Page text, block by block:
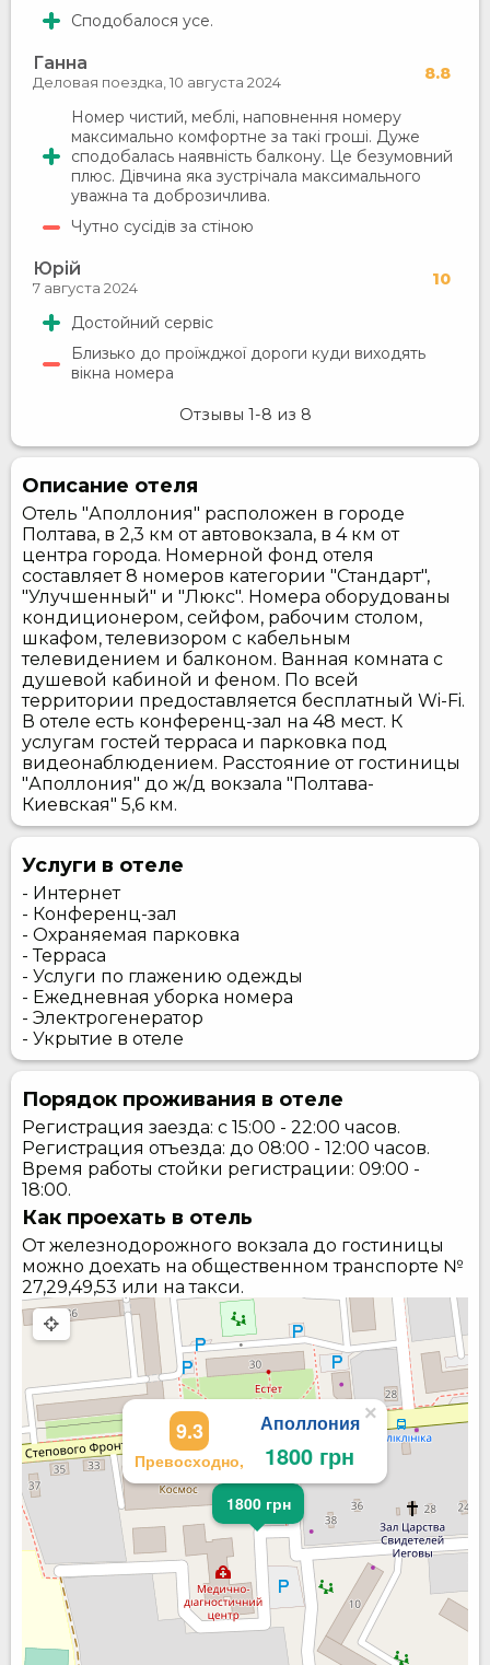
Сподобалося усе.
Ганна 8.8
Деловая поездка, 10 августа 2024
Номер чистий, меблі, наповнення номеру
максимально комфортне за такі гроші. Дуже
сподобалась наявність балкону. Це безумовний
плюс. Дівчина яка зустрічала максимального
уважна та доброзичлива.
Чутно сусідів за стіною
Юрій 10
7 августа 2024
Достойний сервіс
Близько до проїжджої дороги куди виходять
вікна номера
Отзывы 1-8 из 8
Описание отеля
Отель "Аполлония" расположен в городе
Полтава, в 2,3 км от автовокзала, в 4 км от
центра города. Номерной фонд отеля
составляет 8 номеров категории "Стандарт",
"Улучшенный" и "Люкс". Номера оборудованы
кондиционером, сейфом, рабочим столом,
шкафом, телевизором с кабельным
телевидением и балконом. Ванная комната с
душевой кабиной и феном. По всей
территории предоставляется бесплатный Wi-Fi.
В отеле есть конференц-зал на 48 мест. К
услугам гостей терраса и парковка под
видеонаблюдением. Расстояние от гостиницы
"Аполлония" до ж/д вокзала "Полтава-
Киевская" 5,6 км.
Услуги в отеле
- Интернет
- Конференц-зал
- Охраняемая парковка
- Терраса
- Услуги по глажению одежды
- Ежедневная уборка номера
- Электрогенератор
- Укрытие в отеле
Порядок проживания в отеле
Регистрация заезда: с 15:00 - 22:00 часов.
Регистрация отъезда: до 08:00 - 12:00 часов.
Время работы стойки регистрации: 09:00 -
18:00.
Как проехать в отель
От железнодорожного вокзала до гостиницы
можно доехать на общественном транспорте №
27,29,49,53 или на такси.
1800 грн
Превосходно,
9.3 Аполлония
1800 грн
×